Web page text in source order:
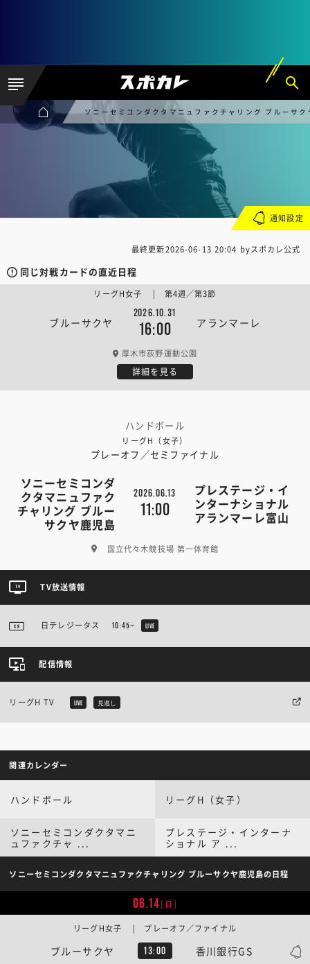
ソニーセミコンダクタマニュファクチャリング ブルーサ
最終更新2026-06-13 20:04 byスポカレ公式
同じ対戦カードの直近日程
ブルーサクヤ
2026.10.31
16:00 アランマーレ
リーグH女子 | 第4週／第3節
厚木市荻野運動公園
詳細を見る
ハンドボール
リーグH（女子）
プレーオフ／セミファイナル
ソニーセミコンダ
クタマニュファク
チャリング ブルー
サクヤ鹿児島
2026.06.13
11:00
プレステージ・イ
ンターナショナル
アランマーレ富山
国立代々木競技場 第一体育館
通知設定
TV放送情報
日テレジータス 10:45~ LIVE
配信情報
リーグH TV LIVE 見逃し
関連カレンダー
ハンドボール リーグH（女子）
ソニーセミコンダクタマニ
ュファクチャ ...
プレステージ・インターナ
ショナル ア ...
ソニーセミコンダクタマニュファクチャリング ブルーサクヤ鹿児島の日程
06.14[日]
ブルーサクヤ 13:00 香川銀行GS
リーグH女子 | プレーオフ／ファイナル